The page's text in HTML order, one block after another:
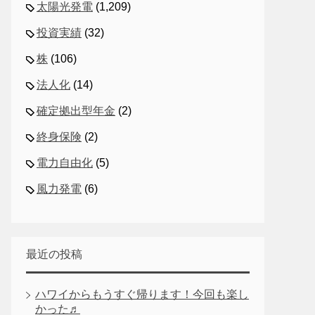
太陽光発電 (1,209)
投資実績 (32)
株 (106)
法人化 (14)
確定拠出型年金 (2)
終身保険 (2)
電力自由化 (5)
風力発電 (6)
最近の投稿
ハワイからもうすぐ帰ります！今回も楽し
かった♬